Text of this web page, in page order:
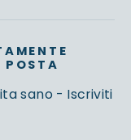
sano - Iscriviti